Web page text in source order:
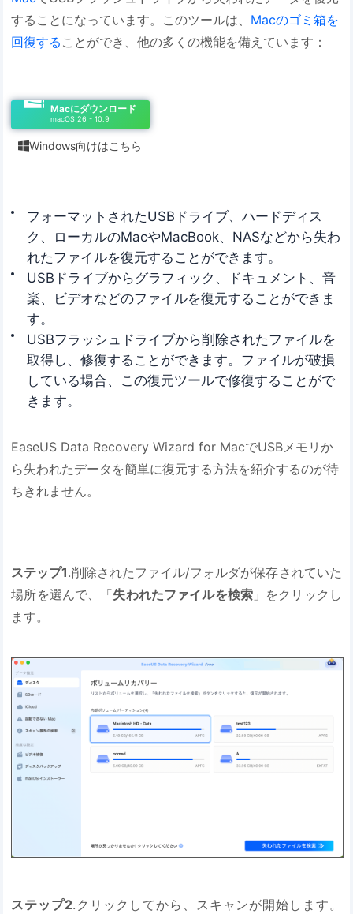
することになっています。このツールは、 Macのゴミ箱を
回復する ことができ、他の多くの機能を備えています：
Macにダウンロード
macOS 26 - 10.9
Windows向けはこちら
フォーマットされたUSBドライブ、ハードディス
ク、ローカルのMacやMacBook、NASなどから失わ
れたファイルを復元することができます。
USBドライブからグラフィック、ドキュメント、音
楽、ビデオなどのファイルを復元することができま
す。
USBフラッシュドライブから削除されたファイルを
取得し、修復することができます。ファイルが破損
している場合、この復元ツールで修復することがで
きます。
EaseUS Data Recovery Wizard for MacでUSBメモリか
ら失われたデータを簡単に復元する方法を紹介するのが待
ちきれません。
ステップ1.削除されたファイル/フォルダが保存されていた
場所を選んで、「失われたファイルを検索」をクリックし
ます。
ステップ2.クリックしてから、スキャンが開始します。